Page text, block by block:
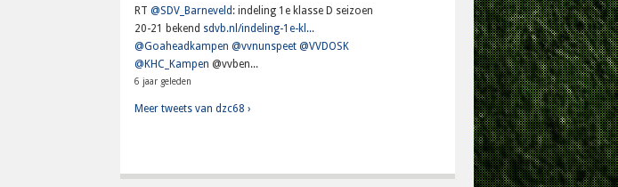
RT@SDV_Barneveld : indeling 1e klasse D seizoen
20-21 bekend sdvb.nl/indeling-1e-kl...
@Goaheadkampen @vvnunspeet @VVDOSK
@KHC_Kampen @vvben...
6 jaar geleden
Meer tweets van dzc68 ›